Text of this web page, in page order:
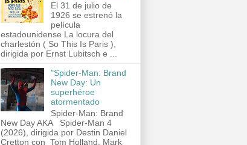
El 31 de julio de
1926 se estrenó la
película
estadounidense La locura del
charlestón ( So This Is Paris ),
dirigida por Ernst Lubitsch e ...
"Spider-Man: Brand
New Day: Un
superhéroe
atormentado
Spider-Man: Brand
New Day AKA Spider-Man 4
(2026), dirigida por Destin Daniel
Cretton con Tom Holland, Mark